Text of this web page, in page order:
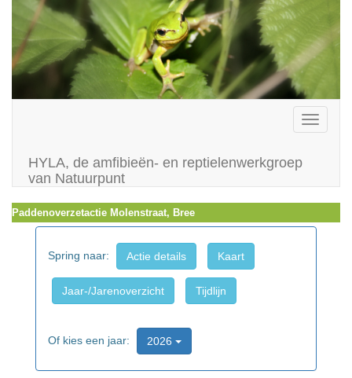
Toggle
HYLA, de amfibieën- en reptielenwerkgroep
van Natuurpunt
Paddenoverzetactie Molenstraat, Bree
Spring naar: Actie details Kaart
Jaar-/Jarenoverzicht Tijdlijn
Of kies een jaar: 2026